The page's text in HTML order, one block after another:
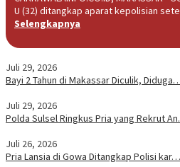
U (32) ditangkap aparat kepolisian
Selengkapnya
Juli 29, 2026
Bayi 2 Tahun di Makassar Diculik,
Juli 29, 2026
Polda Sulsel Ringkus Pria yang Rekrut
Juli 26, 2026
Pria Lansia di Gowa Ditangkap Polisi kar…